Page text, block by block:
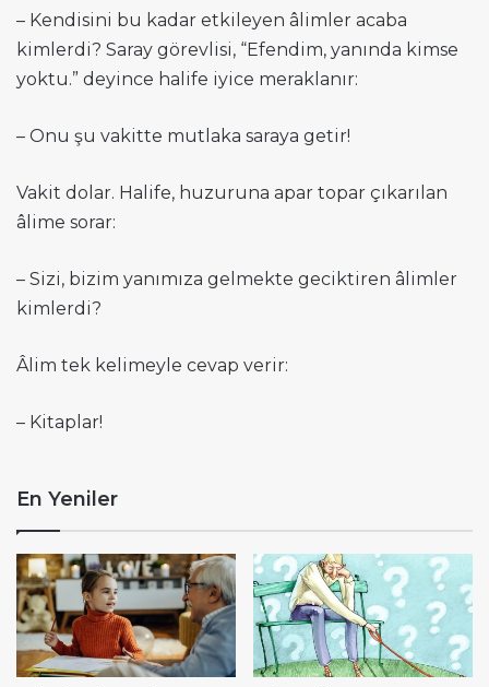
– Kendisini bu kadar etkileyen âlimler acaba
kimlerdi? Saray görevlisi, “Efendim, yanında kimse
yoktu.” deyince halife iyice meraklanır:
– Onu şu vakitte mutlaka saraya getir!
Vakit dolar. Halife, huzuruna apar topar çıkarılan
âlime sorar:
– Sizi, bizim yanımıza gelmekte geciktiren âlimler
kimlerdi?
Âlim tek kelimeyle cevap verir:
– Kitaplar!
En Yeniler